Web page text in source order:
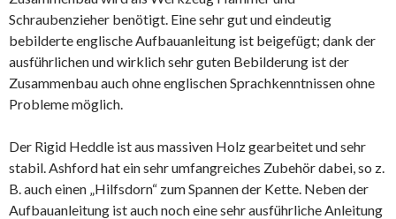
Schraubenzieher benötigt. Eine sehr gut und eindeutig
bebilderte englische Aufbauanleitung ist beigefügt; dank der
ausführlichen und wirklich sehr guten Bebilderung ist der
Zusammenbau auch ohne englischen Sprachkenntnissen ohne
Probleme möglich.
Der Rigid Heddle ist aus massiven Holz gearbeitet und sehr
stabil. Ashford hat ein sehr umfangreiches Zubehör dabei, so z.
B. auch einen „Hilfsdorn“ zum Spannen der Kette. Neben der
Aufbauanleitung ist auch noch eine sehr ausführliche Anleitung